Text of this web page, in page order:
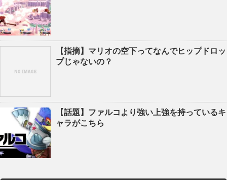
【指摘】マリオの空下ってなんでヒップドロッ
プじゃないの？
【話題】ファルコより強い上強を持っているキ
ャラがこちら